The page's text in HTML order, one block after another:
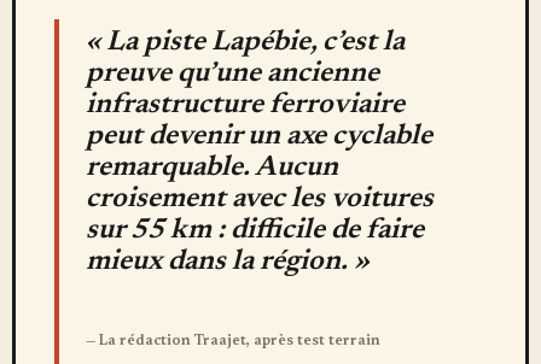
« La piste Lapébie, c’est la
preuve qu’une ancienne
infrastructure ferroviaire
peut devenir un axe cyclable
remarquable. Aucun
croisement avec les voitures
sur 55 km : difficile de faire
mieux dans la région. »
— La rédaction Traajet, après test terrain